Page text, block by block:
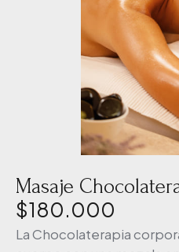
Masaje
$180.000
La Chocolaterapia